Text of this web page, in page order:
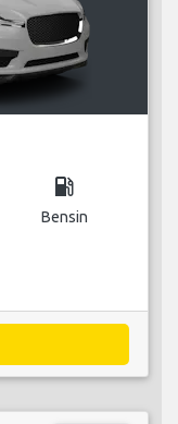
local_gas_station
Bensin